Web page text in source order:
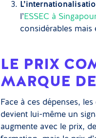
l’ ESSEC à
considérables mais
LE PRIX
MARQUE
Face à ces dépenses,
devient lui-même un
augmente avec le prix,